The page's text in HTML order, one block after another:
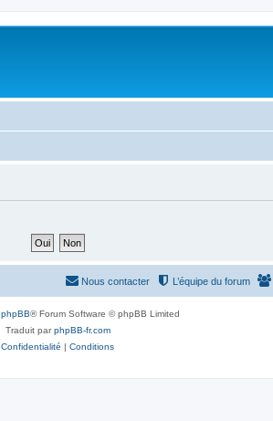
L’équipe du forum
Nous contacter
phpBB® Forum Software © phpBB Limited
Traduit parphpBB-fr.com
Confidentialité | Conditions